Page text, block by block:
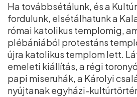
Ha továbbsétálunk, és a
fordulunk, elsétálhatunk a
római katolikus templomig,
plébániából protestáns
újra katolikus templom lett.
emeleti kiállítás, a régi
papi miseruhák, a Károlyi
nyújtanak egyházi-